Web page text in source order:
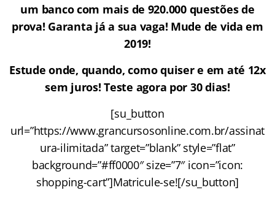
um banco com mais de 920.000 questões de
prova! Garanta já a sua vaga! Mude de vida em
2019!
Estude onde, quando, como quiser e em até 12x
sem juros! Teste agora por 30 dias!
[su_button
url=”https://www.grancursosonline.com.br/assinat
ura-ilimitada” target=”blank” style=”flat”
background=”#ff0000″ size=”7″ icon=”icon:
shopping-cart”]Matricule-se![/su_button]